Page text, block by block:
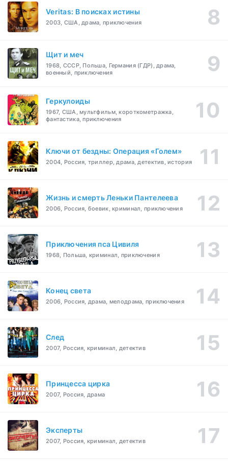
Veritas: В поисках истины
2003, США, драма, приключения
Щит и меч
1968, СССР, Польша, Германия (ГДР), драма,
военный, приключения
Геркулоиды
1967, США, мультфильм, короткометражка,
фантастика, приключения
Ключи от бездны: Операция «Голем»
2004, Россия, триллер, драма, детектив, история
Жизнь и смерть Леньки Пантелеева
2006, Россия, боевик, криминал, приключения
Приключения пса Цивиля
1968, Польша, криминал, приключения
Конец света
2006, Россия, драма, мелодрама, приключения
След
2007, Россия, криминал, детектив
Принцесса цирка
2007, Россия, драма
Эксперты
2007, Россия, криминал, детектив